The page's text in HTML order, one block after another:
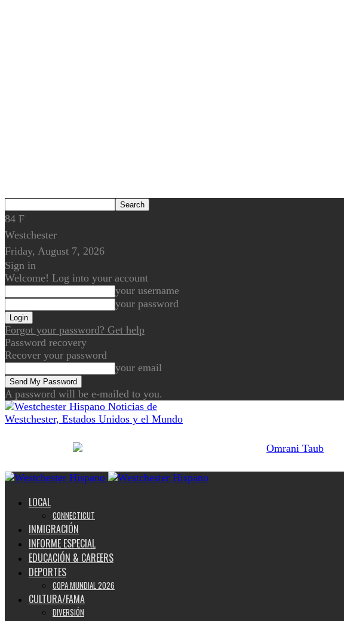
84 F
Westchester
Friday, August 7, 2026
Sign in
Welcome! Log into your account
your username
your password
Forgot your password? Get help
Password recovery
Recover your password
your email
A password will be e-mailed to you.
Noticias de
Westchester, Estados Unidos y el Mundo
LOCAL
CONNECTICUT
INMIGRACIÓN
INFORME ESPECIAL
EDUCACIÓN & CAREERS
DEPORTES
COPA MUNDIAL 2026
CULTURA/FAMA
DIVERSIÓN